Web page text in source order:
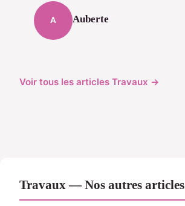
A Auberte
Voir tous les articles Travaux →
Travaux — Nos autres articles